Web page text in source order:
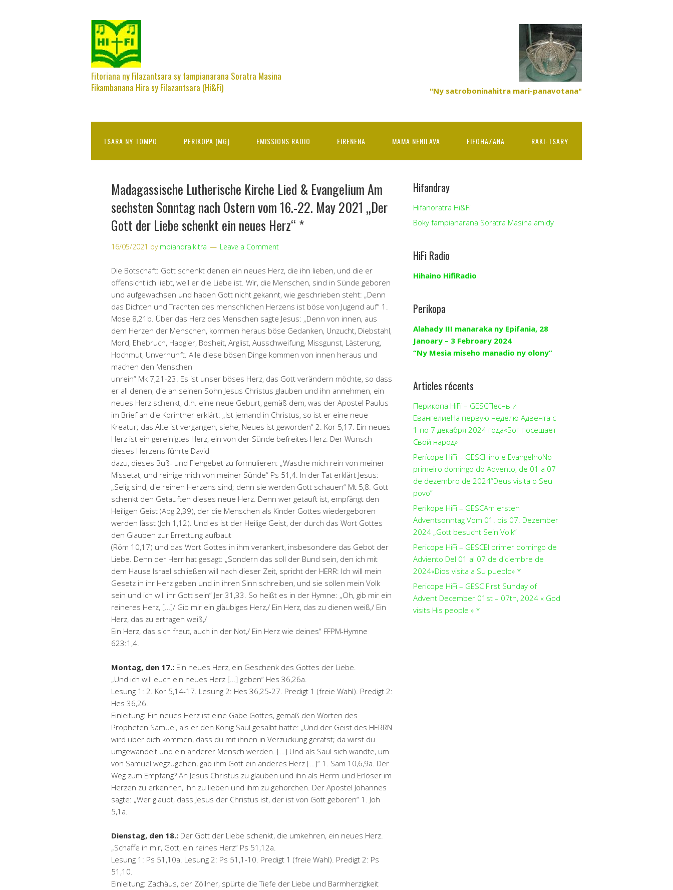
Fitoriana ny Filazantsara sy fampianarana Soratra Masina
Fikambanana Hira sy Filazantsara (Hi&Fi)
"Ny satroboninahitra mari-panavotana"
TSARA NY TOMPO PERIKOPA (MG) EMISSIONS RADIO FIRENENA MAMA NENILAVA FIFOHAZANA RAKI-TSARY
Madagassische Lutherische Kirche Lied & Evangelium Am
sechsten Sonntag nach Ostern vom 16.-22. May 2021 „Der
Gott der Liebe schenkt ein neues Herz“ *
16/05/2021 by mpiandraikitra Leave a Comment
Die Botschaft: Gott schenkt denen ein neues Herz, die ihn lieben, und die er
offensichtlich liebt, weil er die Liebe ist. Wir, die Menschen, sind in Sünde geboren
und aufgewachsen und haben Gott nicht gekannt, wie geschrieben steht: „Denn
das Dichten und Trachten des menschlichen Herzens ist böse von Jugend auf“ 1.
Mose 8,21b. Über das Herz des Menschen sagte Jesus: „Denn von innen, aus
dem Herzen der Menschen, kommen heraus böse Gedanken, Unzucht, Diebstahl,
Mord, Ehebruch, Habgier, Bosheit, Arglist, Ausschweifung, Missgunst, Lästerung,
Hochmut, Unvernunft. Alle diese bösen Dinge kommen von innen heraus und
machen den Menschen
unrein“ Mk 7,21-23. Es ist unser böses Herz, das Gott verändern möchte, so dass
er all denen, die an seinen Sohn Jesus Christus glauben und ihn annehmen, ein
neues Herz schenkt, d.h. eine neue Geburt, gemäß dem, was der Apostel Paulus
im Brief an die Korinther erklärt: „Ist jemand in Christus, so ist er eine neue
Kreatur; das Alte ist vergangen, siehe, Neues ist geworden“ 2. Kor 5,17. Ein neues
Herz ist ein gereinigtes Herz, ein von der Sünde befreites Herz. Der Wunsch
dieses Herzens führte David
dazu, dieses Buß- und Flehgebet zu formulieren: „Wasche mich rein von meiner
Missetat, und reinige mich von meiner Sünde“ Ps 51,4. In der Tat erklärt Jesus:
„Selig sind, die reinen Herzens sind; denn sie werden Gott schauen“ Mt 5,8. Gott
schenkt den Getauften dieses neue Herz. Denn wer getauft ist, empfängt den
Heiligen Geist (Apg 2,39), der die Menschen als Kinder Gottes wiedergeboren
werden lässt (Joh 1,12). Und es ist der Heilige Geist, der durch das Wort Gottes
den Glauben zur Errettung aufbaut
(Röm 10,17) und das Wort Gottes in ihm verankert, insbesondere das Gebot der
Liebe. Denn der Herr hat gesagt: „Sondern das soll der Bund sein, den ich mit
dem Hause Israel schließen will nach dieser Zeit, spricht der HERR: Ich will mein
Gesetz in ihr Herz geben und in ihren Sinn schreiben, und sie sollen mein Volk
sein und ich will ihr Gott sein“ Jer 31,33. So heißt es in der Hymne: „Oh, gib mir ein
reineres Herz, […]/ Gib mir ein gläubiges Herz,/ Ein Herz, das zu dienen weiß,/ Ein
Herz, das zu ertragen weiß,/
Ein Herz, das sich freut, auch in der Not,/ Ein Herz wie deines“ FFPM-Hymne
623:1,4.
Montag, den 17.: Ein neues Herz, ein Geschenk des Gottes der Liebe.
„Und ich will euch ein neues Herz […] geben“ Hes 36,26a.
Lesung 1: 2. Kor 5,14-17. Lesung 2: Hes 36,25-27. Predigt 1 (freie Wahl). Predigt 2:
Hes 36,26.
Einleitung: Ein neues Herz ist eine Gabe Gottes, gemäß den Worten des
Propheten Samuel, als er den König Saul gesalbt hatte: „Und der Geist des HERRN
wird über dich kommen, dass du mit ihnen in Verzückung gerätst; da wirst du
umgewandelt und ein anderer Mensch werden. […] Und als Saul sich wandte, um
von Samuel wegzugehen, gab ihm Gott ein anderes Herz […]“ 1. Sam 10,6,9a. Der
Weg zum Empfang? An Jesus Christus zu glauben und ihn als Herrn und Erlöser im
Herzen zu erkennen, ihn zu lieben und ihm zu gehorchen. Der Apostel Johannes
sagte: „Wer glaubt, dass Jesus der Christus ist, der ist von Gott geboren“ 1. Joh
5,1a.
Dienstag, den 18.: Der Gott der Liebe schenkt, die umkehren, ein neues Herz.
„Schaffe in mir, Gott, ein reines Herz“ Ps 51,12a.
Lesung 1: Ps 51,10a. Lesung 2: Ps 51,1-10. Predigt 1 (freie Wahl). Predigt 2: Ps
51,10.
Einleitung: Zachäus, der Zöllner, spürte die Tiefe der Liebe und Barmherzigkeit
Hifandray
Hifanoratra Hi&Fi
Boky fampianarana Soratra Masina amidy
HiFi Radio
Hihaino HifiRadio
Perikopa
Alahady III manaraka ny Epifania, 28
Janoary – 3 Febroary 2024
“Ny Mesia miseho manadio ny olony”
Articles récents
Перикопа HiFi – GESCПеснь и
ЕвангелиеНа первую неделю Адвента с
1 по 7 декабря 2024 года«Бог посещает
Свой народ»
Perícope HiFi – GESCHino e EvangelhoNo
primeiro domingo do Advento, de 01 a 07
de dezembro de 2024“Deus visita o Seu
povo”
Perikope HiFi – GESCAm ersten
Adventsonntag Vom 01. bis 07. Dezember
2024 „Gott besucht Sein Volk“
Pericope HiFi – GESCEl primer domingo de
Adviento Del 01 al 07 de diciembre de
2024«Dios visita a Su pueblo» *
Pericope HiFi – GESC First Sunday of
Advent December 01st – 07th, 2024 « God
visits His people » *